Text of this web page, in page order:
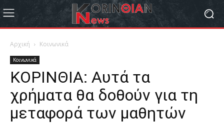
Αρχική Κοινωνικά
Κοινωνικά
ΚΟΡΙΝΘΙΑ: Αυτά τα
χρήματα θα δοθούν για τη
μεταφορά των μαθητών